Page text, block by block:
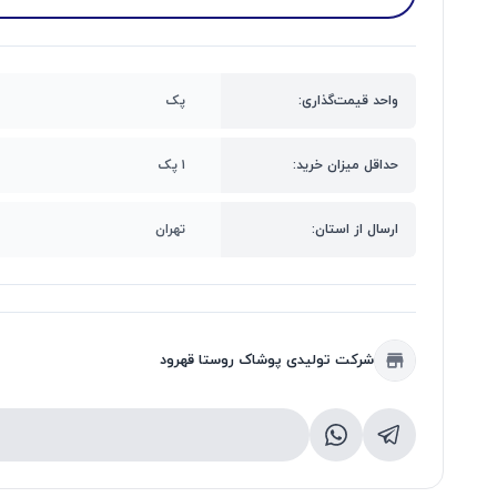
واحد قیمت‌گذاری: پک
حداقل میزان خرید: ۱ پک
ارسال از استان: تهران
شرکت تولیدی پوشاک روستا قهرود